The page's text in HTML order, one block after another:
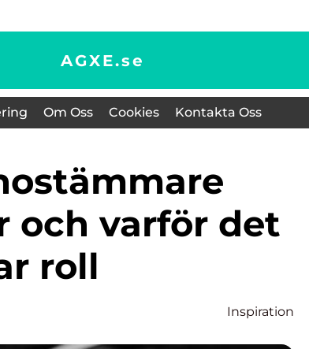
AGXE.se
Om Oss Cookies Kontakta Oss
och varför det
roll
Inspiration